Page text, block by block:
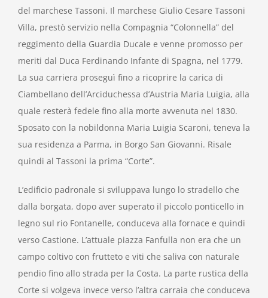
del marchese Tassoni. Il marchese Giulio Cesare Tassoni
Villa, prestò servizio nella Compagnia “Colonnella” del
reggimento della Guardia Ducale e venne promosso per
meriti dal Duca Ferdinando Infante di Spagna, nel 1779.
La sua carriera proseguì fino a ricoprire la carica di
Ciambellano dell’Arciduchessa d’Austria Maria Luigia, alla
quale resterà fedele fino alla morte avvenuta nel 1830.
Sposato con la nobildonna Maria Luigia Scaroni, teneva la
sua residenza a Parma, in Borgo San Giovanni. Risale
quindi al Tassoni la prima “Corte”.
L’edificio padronale si sviluppava lungo lo stradello che
dalla borgata, dopo aver superato il piccolo ponticello in
legno sul rio Fontanelle, conduceva alla fornace e quindi
verso Castione. L’attuale piazza Fanfulla non era che un
campo coltivo con frutteto e viti che saliva con naturale
pendio fino allo strada per la Costa. La parte rustica della
Corte si volgeva invece verso l’altra carraia che conduceva